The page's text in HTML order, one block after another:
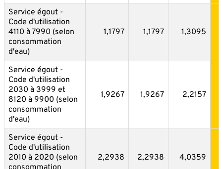
Service égout -
Code d'utilisation
4110 à 7990 (selon
consommation
d'eau)
1,1797 1,1797 1,3095
Service égout -
Code d'utilisation
2030 à 3999 et
8120 à 9900 (selon
consommation
d'eau)
1,9267 1,9267 2,2157
Service égout -
Code d'utilisation
2010 à 2020 (selon
2,2938 2,2938 4,0359